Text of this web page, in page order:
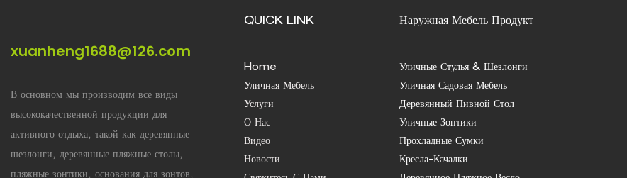
xuanheng1688@126.com
В основном мы производим все виды
высококачественной продукции для
активного отдыха, такой как деревянные
шезлонги, деревянные пляжные столы,
пляжные зонтики, основания для зонтов,
QUICK LINK
Home
Уличная Мебель
Услуги
О Нас
Видео
Новости
Наружная Мебель Продукт
Уличные Стулья & Шезлонги
Уличная Садовая Мебель
Деревянный Пивной Стол
Уличные Зонтики
Прохладные Сумки
Кресла-Качалки